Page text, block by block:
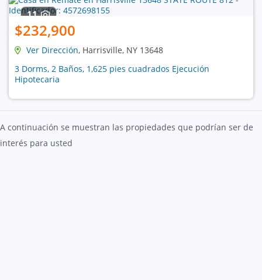
11
$232,900
Ver Dirección, Harrisville, NY 13648
3 Dorms, 2 Baños, 1,625 pies cuadrados Ejecución
Hipotecaria
A continuación se muestran las propiedades que podrían ser de
interés para usted